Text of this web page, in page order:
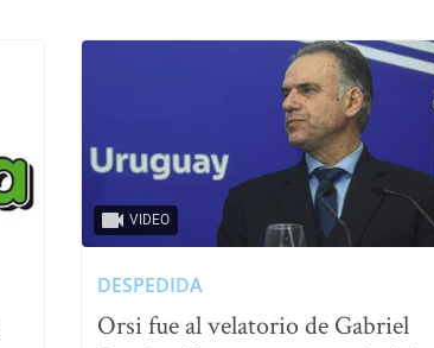
VIDEO
DESPEDIDA
Orsi fue al velatorio de Gabriel